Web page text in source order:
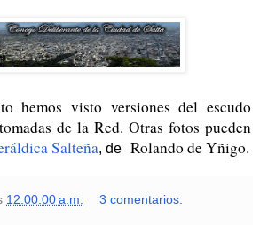
hemos visto versiones del escudo
de la Red. Otras fotos pueden
Salteña, de Rolando de Yñigo.
12:00:00 a.m. 3 comentarios: